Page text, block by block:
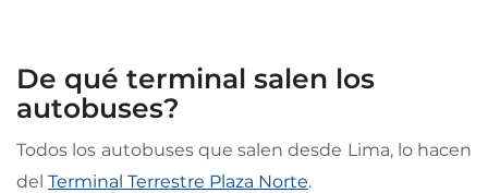
De qué terminal salen los
autobuses?
Todos los autobuses que salen desde Lima, lo hacen
del Terminal Terrestre Plaza Norte.